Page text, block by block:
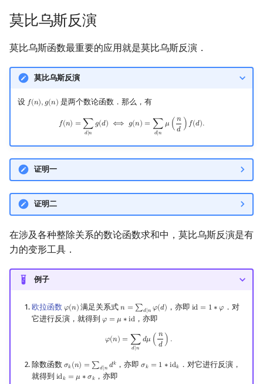
莫比乌斯反演
莫比乌斯函数最重要的应用就是莫比乌斯反演．
莫比乌斯反演
设 𝑓(𝑛),𝑔(𝑛)
f(n),g (n) 是两个数论函数．那么，有
𝑓(𝑛) = ∑
𝑑∣𝑛
𝑔(𝑑) ⟺ 𝑔(𝑛) = ∑
𝑑∣𝑛
𝜇 ( 𝑛
𝑑 )𝑓(𝑑).
f (n )=∑d ∣ng(d )⟺ g(n)= ∑d∣nμ (n d )f( d ).
证明一
证明二
在涉及各种整除关系的数论函数求和中，莫比乌斯反演是有
力的变形工具．
例子
欧拉函数 𝜑(𝑛)
φ(n) 满足关系式𝑛 = ∑𝑑∣𝑛 𝜑(𝑑)
n =∑d∣nφ( d) ，亦即 id = 1 ∗𝜑
id =1 ∗ φ
．对
它进行反演，就得到 𝜑 = 𝜇 ∗id
φ =μ ∗ id ，亦即
𝜑(𝑛) = ∑
𝑑∣𝑛
𝑑𝜇 ( 𝑛
𝑑 ) .
φ(n )= ∑d∣n dμ (nd ).
除数函数 𝜎𝑘(𝑛) = ∑𝑑∣𝑛 𝑑𝑘
σk(n) =∑d∣ndk ，亦即𝜎𝑘 = 1 ∗id𝑘
σk =1 ∗ idk
．对它进行反演，
就得到 id𝑘 = 𝜇 ∗𝜎𝑘
idk =μ ∗ σ k ，亦即